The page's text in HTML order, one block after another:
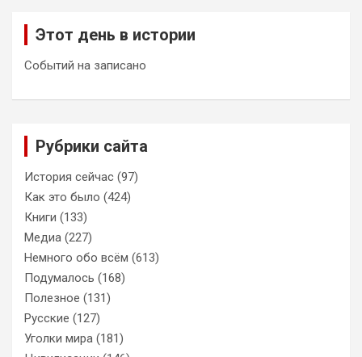
Этот день в истории
Событий на записано
Рубрики сайта
История сейчас (97)
Как это было (424)
Книги (133)
Медиа (227)
Немного обо всём (613)
Подумалось (168)
Полезное (131)
Русские (127)
Уголки мира (181)